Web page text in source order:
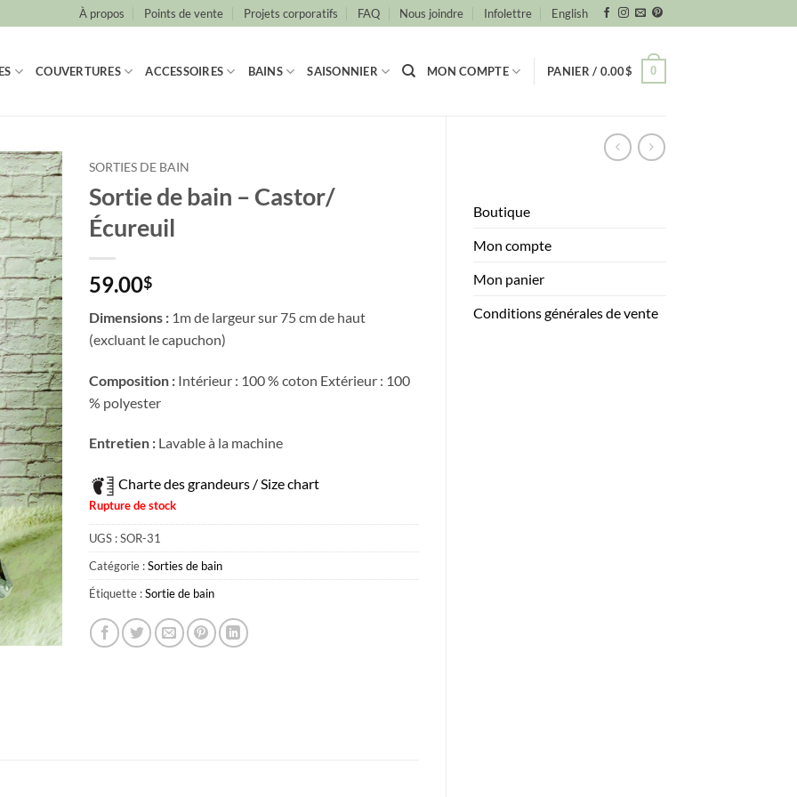
À propos Points de vente Projets corporatifs FAQ Nous joindre Infolettre English
COUVERTURES ACCESSOIRES BAINS SAISONNIER MON COMPTE PANIER / 0.00$ 0
Boutique
Mon compte
Mon panier
Conditions générales de vente
SORTIES DE BAIN
Sortie de bain – Castor/
Écureuil
59.00$
Dimensions :1m de largeur sur 75 cm de haut
(excluant le capuchon)
Composition :Intérieur : 100 % coton Extérieur : 100
% polyester
Entretien :Lavable à la machine
Charte des grandeurs / Size chart
Rupture de stock
UGS :SOR-31
Catégorie :Sorties de bain
Étiquette :Sortie de bain